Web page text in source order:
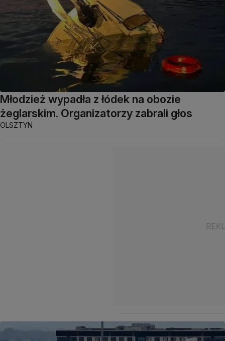
Młodzież wypadła z łódek na obozie
żeglarskim. Organizatorzy zabrali głos
OLSZTYN